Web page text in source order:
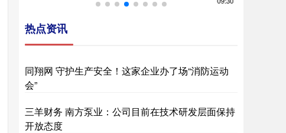
热点资讯
同翔网 守护生产安全！这家企业办了场“消防运动
会”
三羊财务 南方泵业：公司目前在技术研发层面保持
开放态度